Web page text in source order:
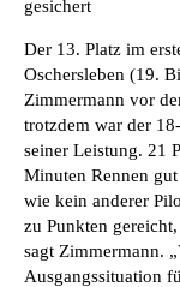
gesichert
Der 13. Platz im
Oschersleben (19.
Zimmermann vor
trotzdem war der
seiner Leistung. 21
Minuten Rennen
wie kein anderer
zu Punkten
sagt Zimmermann.
Ausgangssituation